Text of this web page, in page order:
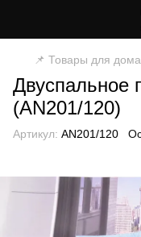
📌 Товары для
Двуспальное
(AN201/120)
Артикул: AN201/120